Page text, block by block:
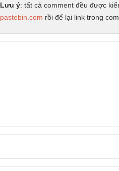
Lưu ý: tất cả comment đều được
pastebin.com rồi để lại link trong